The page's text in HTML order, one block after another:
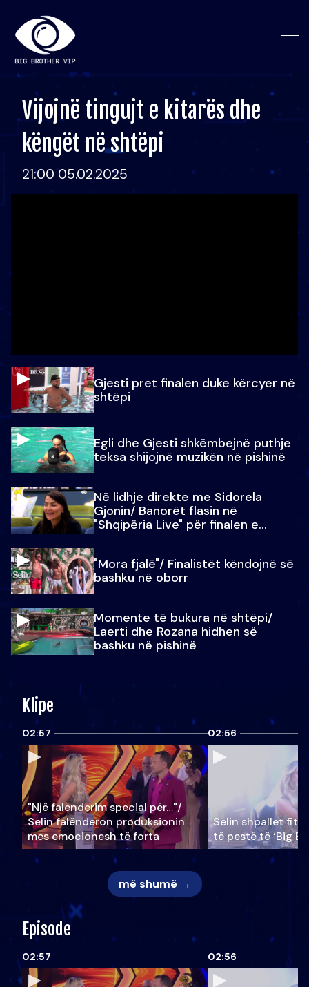
Vijojnë tingujt e kitarës dhe
këngët në shtëpi
21:00 05.02.2025
Gjesti pret finalen duke kërcyer në
shtëpi
Egli dhe Gjesti shkëmbejnë puthje
teksa shijojnë muzikën në pishinë
Në lidhje direkte me Sidorela
Gjonin/ Banorët flasin në
"Shqipëria Live" për finalen e
"Mora fjalë"/ Finalistët këndojnë së
bashku në oborr
Momente të bukura në shtëpi/
Laerti dhe Rozana hidhen së
bashku në pishinë
Klipe
02:57
"Një falenderim special për…"/
Selin falënderon produksionin
mes emocionesh të forta
02:56
Selin shpallet
të pestë të ‘Big
më shumë →
Episode
02:57 02:56